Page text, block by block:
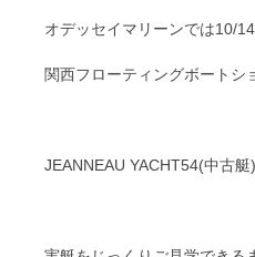
オデッセイマリーンでは10/
関西フローティングボートシ
JEANNEAU YACHT54(中古艇)